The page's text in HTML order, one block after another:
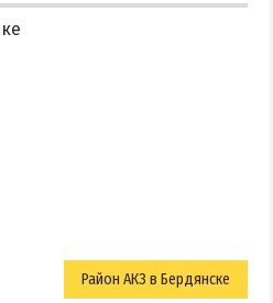
Район АКЗ в Бердянске